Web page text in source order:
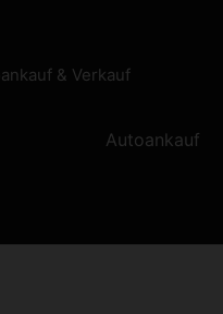
& Verkauf
Autoankauf